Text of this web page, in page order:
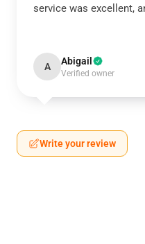
service was excellent,
A Abigail
Verified owner
Write your review